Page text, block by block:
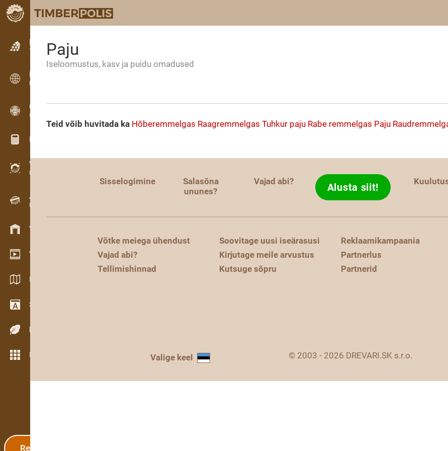
Kuulutused
Tekstkuulutused
Kuulutused
Rahvusvahelised kuulutused
OPTI-TIMB
Saekavad
Puidu kalkulaatorid
WoodProfi
Puidumaht AI-ga
Andmesalvesti
Puidu inventuur välitöödel
Varude haldamine
Videogalerii
Kataloogid / Brošüürid
Sõnastik
Puiduliigid
Rohkem funktsioone
Registreerimine
Paju
Iseloomustus, kasv ja puidu omadused
Teid võib huvitada ka Hõberemmelgas Raagremmelgas Tuhkur paju Rabe remmelgas Paju
Sisselogimine
Salasõna
ununes?
Vajad abi? Alusta siit!
Võtke meiega ühendust
Vajad abi?
Tellimishinnad
Soovitage uusi iseärasusi
Kirjutage meile arvustus
Kutsuge sõpru
Reklaamikampaania
Partnerlus
Partnerid
Valige keel © 2003 - 2026 DREVARI.SK s.r.o.